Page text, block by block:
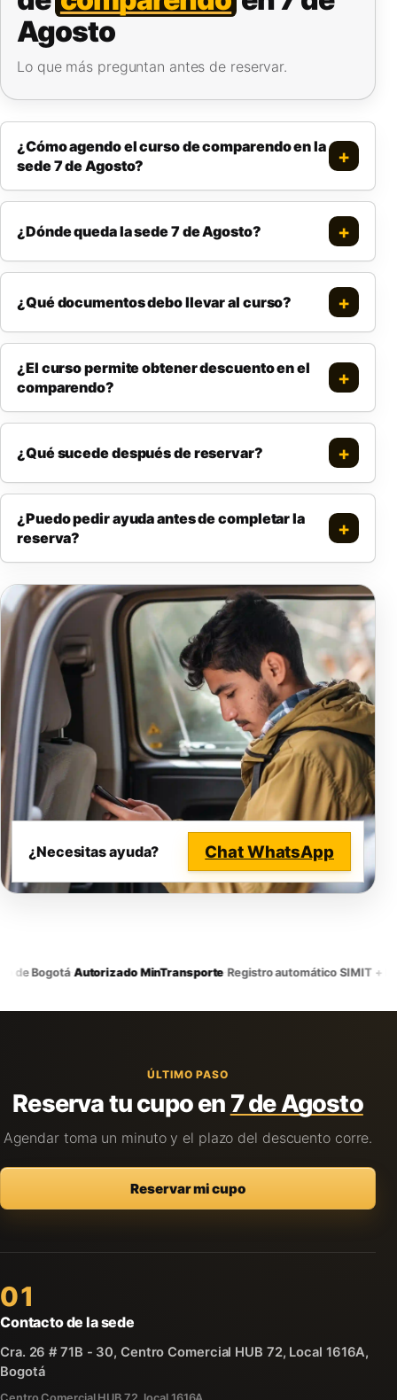
Agosto
Lo que más preguntan antes de reservar.
¿Cómo agendo el curso de comparendo en la
sede 7 de Agosto?
¿Dónde queda la sede 7 de Agosto?
¿Qué documentos debo llevar al curso?
¿El curso permite obtener descuento en el
comparendo?
¿Qué sucede después de reservar?
¿Puedo pedir ayuda antes de completar la
reserva?
¿Necesitas ayuda? Chat WhatsApp
Bogotá·Autorizado MinTransporte·Registro automático SIMIT +
ÚLTIMO PASO
Reserva tu cupo en 7 de Agosto
Agendar toma un minuto y el plazo del descuento corre.
Reservar mi cupo
01
Contacto de la sede
Cra. 26 # 71B - 30, Centro Comercial HUB 72, Local 1616A,
Bogotá